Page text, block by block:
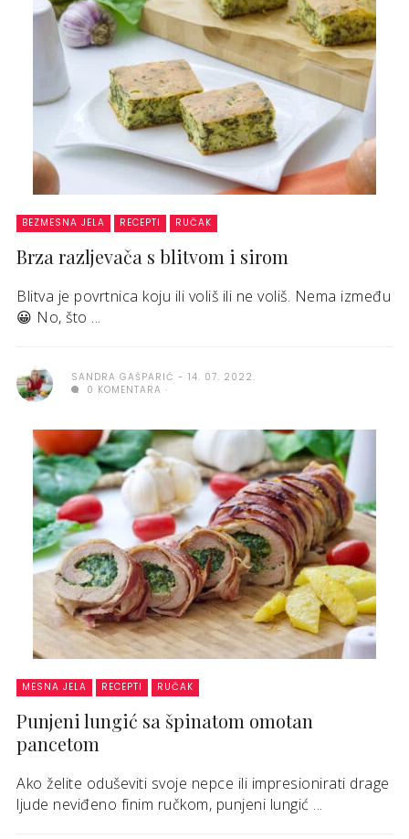
BEZMESNA JELA RECEPTI RUČAK
Brza razljevača s blitvom i sirom
Blitva je povrtnica koju ili voliš ili ne voliš. Nema između
😀 No, što ...
SANDRA GAŠPARIĆ
14. 07. 2022.
0 KOMENTARA
MESNA JELA RECEPTI RUČAK
Punjeni lungić sa špinatom omotan
pancetom
Ako želite oduševiti svoje nepce ili impresionirati drage
ljude neviđeno finim ručkom, punjeni lungić ...